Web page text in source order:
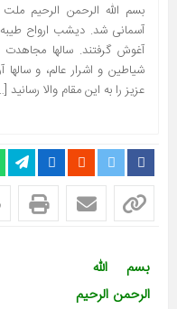
بسم الله الرحمن الرحیم ملت
آسمانی شد. دیشب ارواح
شیاطین و اشرار عالم، و
عزیز را به این مقام والا رسانید
بسم الله
الرحمن الرحیم